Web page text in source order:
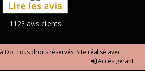
1123 avis clients
Do. Tous droits réservés. Site réalisé avec
Accès gérant